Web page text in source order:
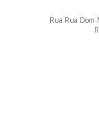
Rua Rua Dom